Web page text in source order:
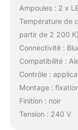
Ampoules : 2 x
Température de
partir de 2 200 K)
Connectivité :
Compatibilité :
Contrôle :
Montage :
Finition : noir
Tension : 240 V